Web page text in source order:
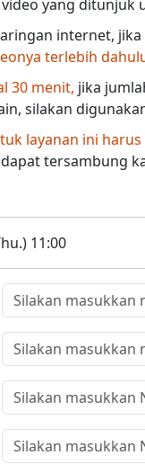
yang
internet,
terlebih
30 menit, jika
silakan
layanan ini
tersambung
11:00